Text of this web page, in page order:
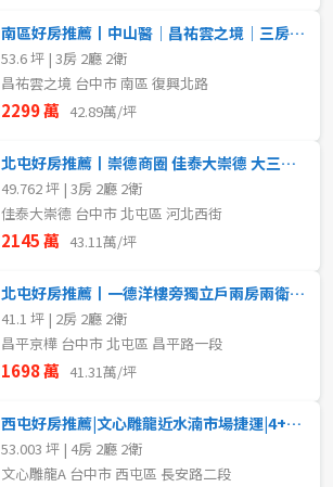
南區好房推薦丨中山醫｜昌祐雲之境｜三房雙平車
53.6 坪 | 3房 2廳 2衛
昌祐雲之境 台中市 南區 復興北路
2299 萬 42.89萬/坪
北屯好房推薦丨崇德商圈 佳泰大崇德 大三房平車
49.762 坪 | 3房 2廳 2衛
佳泰大崇德 台中市 北屯區 河北西街
2145 萬 43.11萬/坪
北屯好房推薦丨一德洋樓旁獨立戶兩房兩衛柱邊平車
41.1 坪 | 2房 2廳 2衛
昌平京樺 台中市 北屯區 昌平路一段
1698 萬 41.31萬/坪
西屯好房推薦|文心雕龍近水湳市場捷運|4+1房平車
53.003 坪 | 4房 2廳 2衛
文心雕龍A 台中市 西屯區 長安路二段